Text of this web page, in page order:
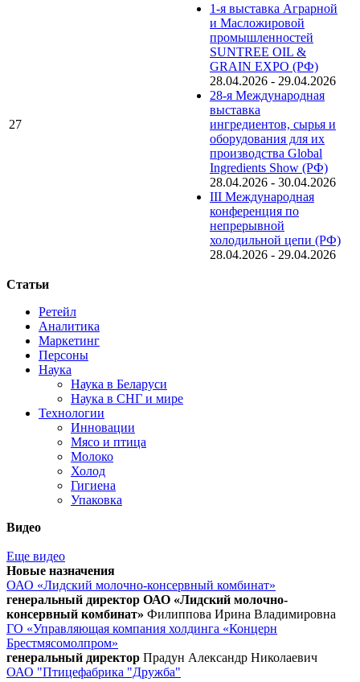
27
1-я выставка Аграрной
и Масложировой
промышленностей
SUNTREE OIL &
GRAIN EXPO (РФ)
28.04.2026 - 29.04.2026
28-я Международная
выставка
ингредиентов, сырья и
оборудования для их
производства Global
Ingredients Show (РФ)
28.04.2026 - 30.04.2026
III Международная
конференция по
непрерывной
холодильной цепи (РФ)
28.04.2026 - 29.04.2026
Статьи
Ретейл
Аналитика
Маркетинг
Персоны
Наука
Наука в Беларуси
Наука в СНГ и мире
Технологии
Инновации
Мясо и птица
Молоко
Холод
Гигиена
Упаковка
Видео
Еще видео
Новые назначения
ОАО «Лидский молочно-консервный комбинат»
генеральный директор ОАО «Лидский молочно-
консервный комбинат» Филиппова Ирина Владимировна
ГО «Управляющая компания холдинга «Концерн
Брестмясомолпром»
генеральный директор Прадун Александр Николаевич
ОАО "Птицефабрика "Дружба"